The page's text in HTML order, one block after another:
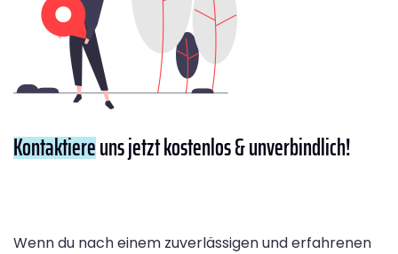
Kontaktiereuns jetzt kostenlos & unverbindlich!
Wenn du nach einem zuverlässigen und erfahrenen